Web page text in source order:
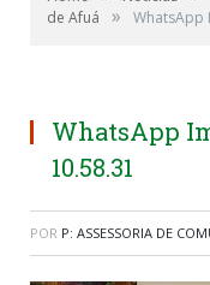
de Afuá
» WhatsApp
WhatsApp
10.58.31
POR P: ASSESSORIA DE